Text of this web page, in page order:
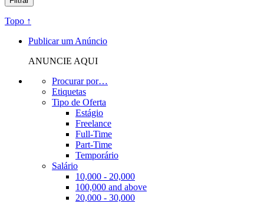
Topo ↑
Publicar um Anúncio
ANUNCIE AQUI
Procurar por…
Etiquetas
Tipo de Oferta
Estágio
Freelance
Full-Time
Part-Time
Temporário
Salário
10,000 - 20,000
100,000 and above
20,000 - 30,000